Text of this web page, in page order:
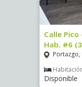
Calle Pico
Hab. #6
Portazgo,
Disponible